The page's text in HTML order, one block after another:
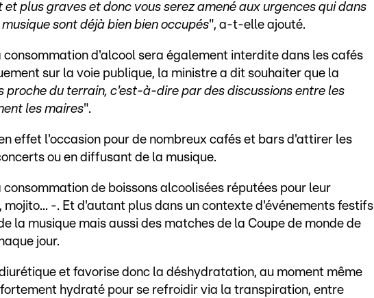
plus graves et donc vous serez amené aux urgences qui dans
sont déjà bien bien occupés", a-t-elle ajouté.
consommation d'alcool sera également interdite dans les cafés
sur la voie publique, la ministre a dit souhaiter que la
proche du terrain, c'est-à-dire par des discussions entre les
les maires".
effet l'occasion pour de nombreux cafés et bars d'attirer les
ou en diffusant de la musique.
de boissons alcoolisées réputées pour leur
-. Et d'autant plus dans un contexte d'événements festifs
la musique mais aussi des matches de la Coupe de monde de
jour.
et favorise donc la déshydratation, au moment même
hydraté pour se refroidir via la transpiration, entre